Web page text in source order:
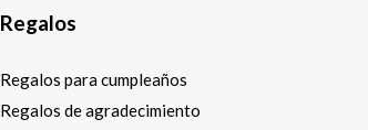
Regalos
Regalos para cumpleaños
Regalos de agradecimiento